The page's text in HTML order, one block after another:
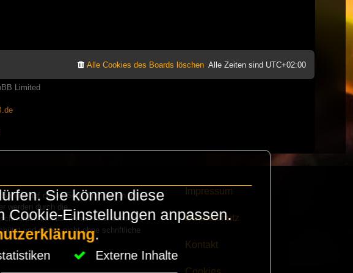
Alle Zeiten sind UTC+02:00
Alle Cookies des Boards löschen
Limited
auf dieser Seite finanzieren die
werden durch die
zu LaserFreak habt schickt
und dürfen nicht ohne schriftliche
Impressum
Datenschutz
Kontakt
Sie können diese
Cookie-Einstellungen anpassen.
.
Externe Inhalte